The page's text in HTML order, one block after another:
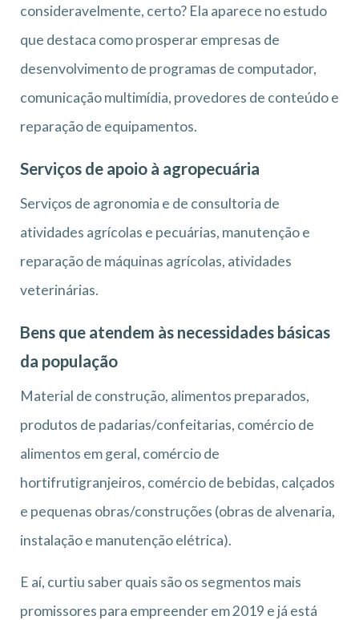
consideravelmente, certo? Ela aparece no estudo
que destaca como prosperar empresas de
desenvolvimento de programas de computador,
comunicação multimídia, provedores de conteúdo e
reparação de equipamentos.
Serviços de apoio à agropecuária
Serviços de agronomia e de consultoria de
atividades agrícolas e pecuárias, manutenção e
reparação de máquinas agrícolas, atividades
veterinárias.
Bens que atendem às necessidades básicas
da população
Material de construção, alimentos preparados,
produtos de padarias/confeitarias, comércio de
alimentos em geral, comércio de
hortifrutigranjeiros, comércio de bebidas, calçados
e pequenas obras/construções (obras de alvenaria,
instalação e manutenção elétrica).
E aí, curtiu saber quais são os segmentos mais
promissores para empreender em 2019 e já está